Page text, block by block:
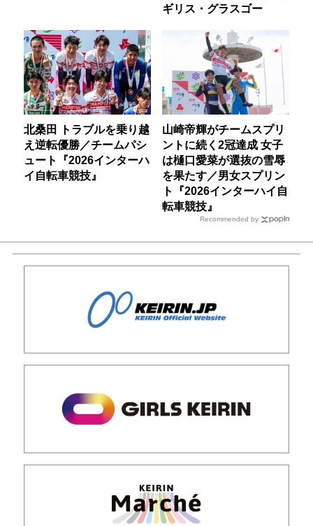
ギリス・グラスゴー
北桑田 トラブルを乗り越
え逆転優勝／チームパシ
ュート『2026インターハ
イ自転車競技』
山崎帝輝がチームスプリ
ントに続く2冠達成 女子
は樋口愛菜が選抜の雪辱
を果たす／男女スプリン
ト『2026インターハイ自
転車競技』
Recommended by